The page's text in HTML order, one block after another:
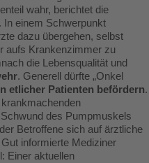
wahr, berichtet die
In einem Schwerpunkt
dazu übergehen, selbst
aufs Krankenzimmer zu
die Lebensqualität und
. Generell dürfte „Onkel
etlicher Patienten befördern.
des Pumpmuskels
Betroffene sich auf ärztliche
Gut informierte Mediziner
Einer aktuellen